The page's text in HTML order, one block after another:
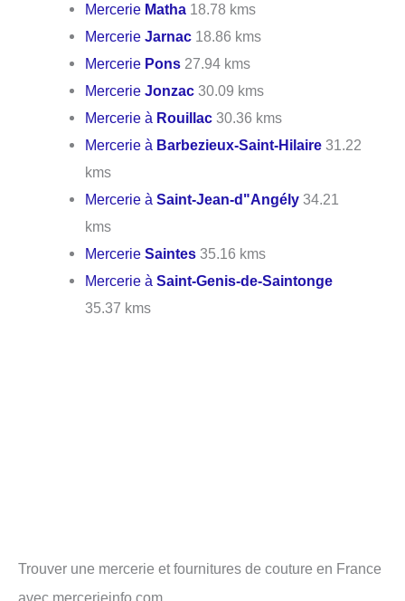
Mercerie Matha 18.78 kms
MercerieJarnac 18.86 kms
Mercerie Pons 27.94 kms
MercerieJonzac 30.09 kms
Mercerie à Rouillac 30.36 kms
Mercerie à Barbezieux-Saint-Hilaire 31.22
kms
Mercerie àSaint-Jean-d"Angély 34.21
kms
MercerieSaintes 35.16 kms
Mercerie àSaint-Genis-de-Saintonge
35.37 kms
Trouver une mercerie et fournitures de couture en France
avec mercerieinfo.com